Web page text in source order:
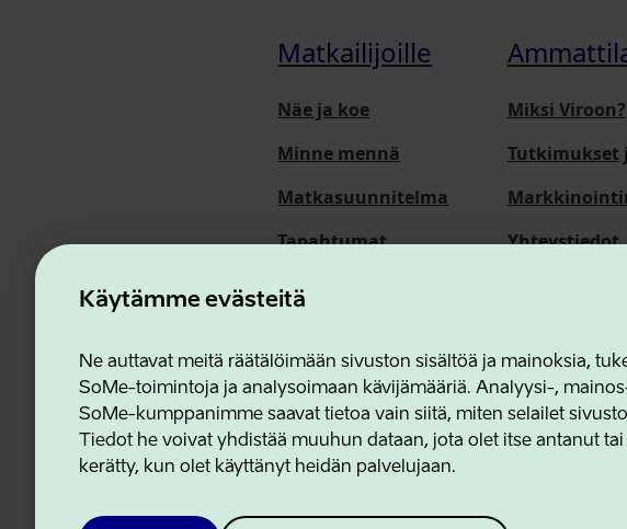
Käytämme evästeitä
Ne auttavat meitä räätälöimään sivuston sisältöä ja mainoksia,
SoMe-toimintoja ja analysoimaan kävijämääriä. Analyysi-,
SoMe-kumppanimme saavat tietoa vain siitä, miten selailet
Tiedot he voivat yhdistää muuhun dataan, jota olet itse antanut
kerätty, kun olet käyttänyt heidän palvelujaan.
Matkailijoille
Näe ja koe
Minne mennä
Matkasuunnitelma
Tapahtumat
Meistä
Miksi Viroon?
Tutkimukset
Yhteystiedot
Estonian Business and Innovation Agency